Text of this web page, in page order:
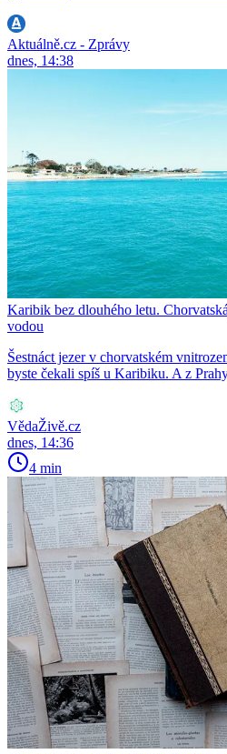
Aktuálně.cz - Zprávy
dnes, 14:38
Karibik bez dlouhého letu.
vodou
Šestnáct jezer v chorvatském
byste čekali spíš u Karibiku. A z
VědaŽivě.cz
dnes, 14:36
4 min